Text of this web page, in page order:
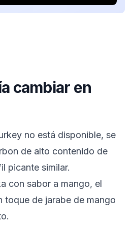
cambiar en
no está disponible, se
de alto contenido de
picante similar.
con sabor a mango, el
toque de jarabe de mango